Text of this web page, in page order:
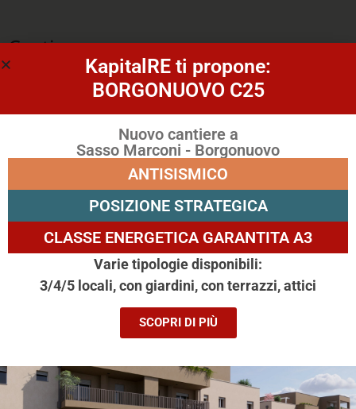
Costi
PREZZO
SPESE CONDOMINIO
€ 45000
Efficienza energetica
ANNO
RISCALDAMENTO
CLIMATIZZATORE
-
-
Condividi
KapitalRE ti propone:
BORGONUOVO C25
Nuovo cantiere a
Sasso Marconi - Borgonuovo
ANTISISMICO
POSIZIONE STRATEGICA
CLASSE ENERGETICA GARANTITA A3
Varie tipologie disponibili:
3/4/5 locali, con giardini, con terrazzi, attici
SCOPRI DI PIÙ